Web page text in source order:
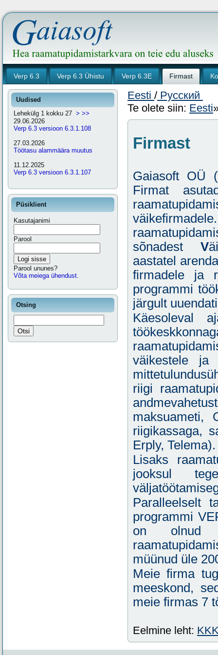
Verp 6.3 Verp 6.3 Ühistu Verp 6.3E Firmast
Uudised
Lehekülg 1 kokku 27 > >>
29.06.2026
Verp 6.3 versioon 6.3.1.108
27.03.2026
Töötasu alammäära muutus
11.12.2025
Verp 6.3 versioon 6.3.1.107
Püsiklient
Kasutajanimi
Parool
Logi sisse
Parool ununes?
Võta meiega ühendust.
Otsing
Eesti / Русский
Te olete siin: Eesti
Firmast
Gaiasoft OÜ
Firmat
sõnadestV
aastatel
firmadele ja
programmi
järgult
Käesoleval
väikestele ja
riigi
maksuameti,
riigikassaga,
Erply, Telema).
Lisaks
jooksul
Paralleelselt
programmi
on olnud
müünud üle
Meie firma
meeskond,
meie firmas 7
Eelmine leht: